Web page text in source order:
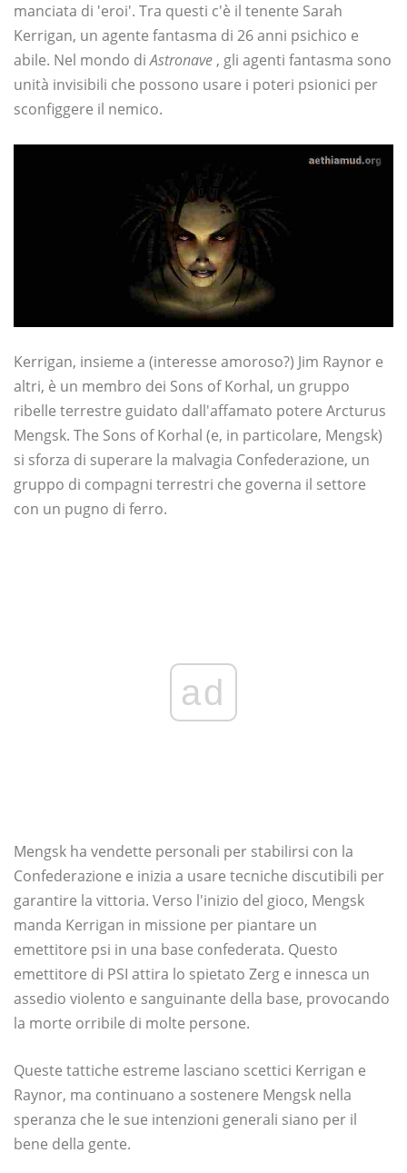
manciata di 'eroi'. Tra questi c'è il tenente Sarah
Kerrigan, un agente fantasma di 26 anni psichico e
abile. Nel mondo diAstronave , gli agenti fantasma sono
unità invisibili che possono usare i poteri psionici per
sconfiggere il nemico.
Kerrigan, insieme a (interesse amoroso?) Jim Raynor e
altri, è un membro dei Sons of Korhal, un gruppo
ribelle terrestre guidato dall'affamato potere Arcturus
Mengsk. The Sons of Korhal (e, in particolare, Mengsk)
si sforza di superare la malvagia Confederazione, un
gruppo di compagni terrestri che governa il settore
con un pugno di ferro.
ad
Mengsk ha vendette personali per stabilirsi con la
Confederazione e inizia a usare tecniche discutibili per
garantire la vittoria. Verso l'inizio del gioco, Mengsk
manda Kerrigan in missione per piantare un
emettitore psi in una base confederata. Questo
emettitore di PSI attira lo spietato Zerg e innesca un
assedio violento e sanguinante della base, provocando
la morte orribile di molte persone.
Queste tattiche estreme lasciano scettici Kerrigan e
Raynor, ma continuano a sostenere Mengsk nella
speranza che le sue intenzioni generali siano per il
bene della gente.